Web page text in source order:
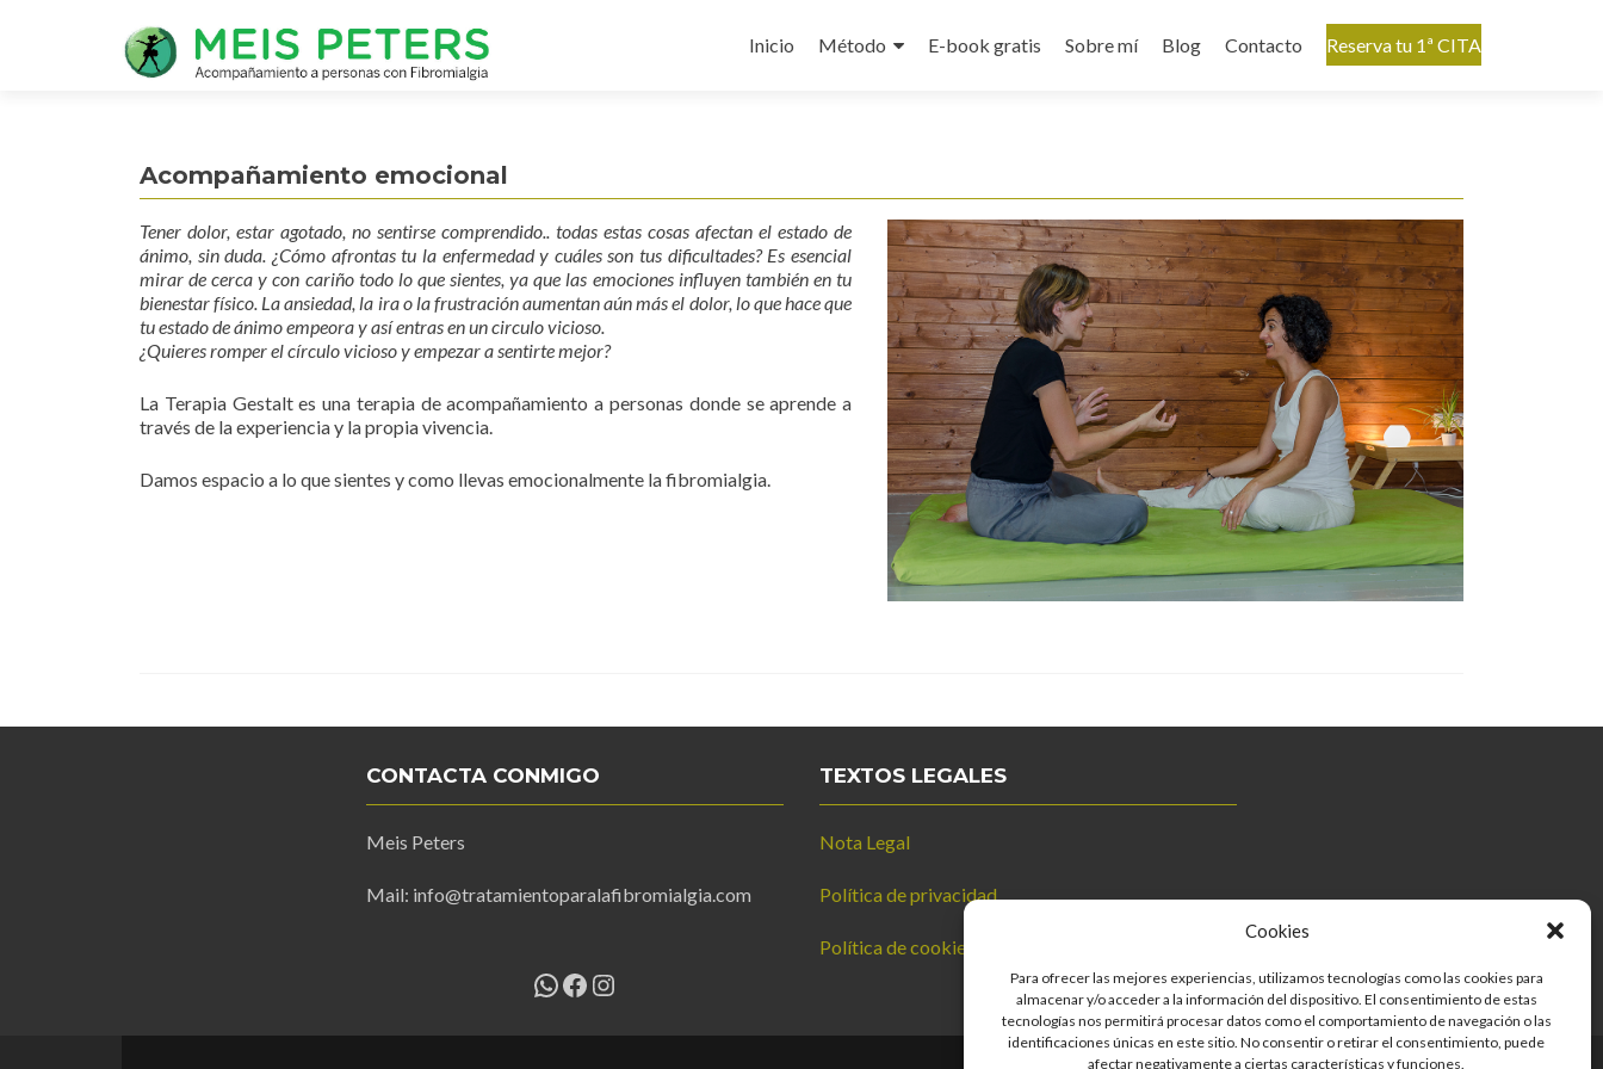
Cookies
Para ofrecer las mejores experiencias, utilizamos tecnologías como las cookies para
almacenar y/o acceder a la información del dispositivo. El consentimiento de estas
tecnologías nos permitirá procesar datos como el comportamiento de navegación o las
identificaciones únicas en este sitio. No consentir o retirar el consentimiento, puede
afectar negativamente a ciertas características y funciones.
al
Inicio Método E-book gratis Sobre mí Blog Contacto Reserva tu 1ª CITA
Acompañamiento emocional
Tener dolor, estar agotado, no sentirse comprendido.. todas estas cosas afectan el estado de
ánimo, sin duda. ¿Cómo afrontas tu la enfermedad y cuáles son tus dificultades? Es esencial
mirar de cerca y con cariño todo lo que sientes, ya que las emociones influyen también en tu
bienestar físico. La ansiedad, la ira o la frustración aumentan aún más el dolor, lo que hace que
tu estado de ánimo empeora y así entras en un circulo vicioso.
¿Quieres romper el círculo vicioso y empezar a sentirte mejor?
La Terapia Gestalt es una terapia de acompañamiento a personas donde se aprende a
través de la experiencia y la propia vivencia.
Damos espacio a lo que sientes y como llevas emocionalmente la fibromialgia.
CONTACTA CONMIGO
Meis Peters
Mail: info@tratamientoparalafibromialgia.com
WhatsApp
Facebook
Instagram
TEXTOS LEGALES
Nota Legal
Política de privacidad
Política de cookies